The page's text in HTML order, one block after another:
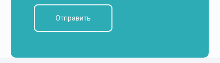
Отправить